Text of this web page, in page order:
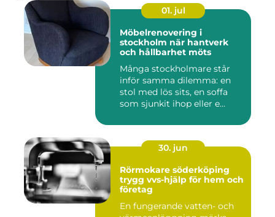
01. jul
Möbelrenovering i
stockholm när hantverk
och hållbarhet möts
Många stockholmare står
inför samma dilemma: en
stol med lös sits, en soffa
som sjunkit ihop eller e...
30. jun
Rörmokare söderköping
trygg vvs-hjälp för hem och
företag
En fungerande vatten- och